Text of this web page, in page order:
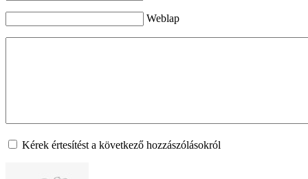
Weblap
Kérek értesítést a következő hozzászólásokról